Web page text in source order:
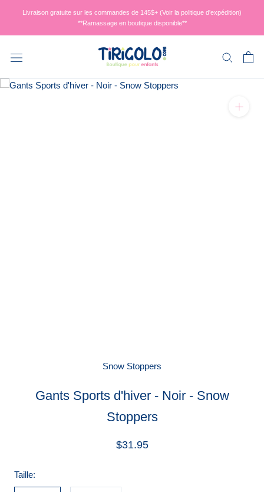
contenu
Livraison gratuite sur les commandes de 145$+ (Voir la politique d'expédition)
**Ramassage en boutique disponible**
Snow Stoppers
Gants Sports d'hiver - Noir - Snow
Stoppers
$31.95
Taille: